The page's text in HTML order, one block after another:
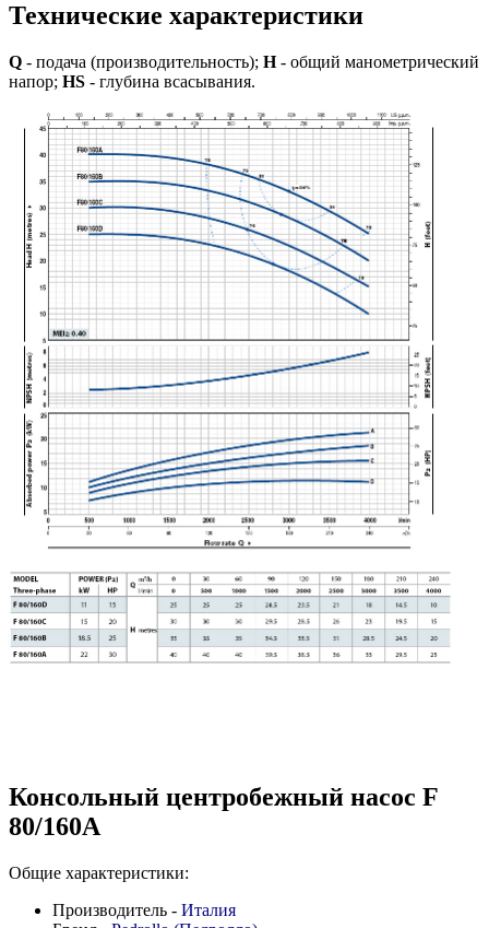
Технические характеристики
Q - подача (производительность); H- общий манометрический
напор; HS - глубина всасывания.
Консольный центробежный насос F
80/160A
Общие характеристики:
Производитель - Италия